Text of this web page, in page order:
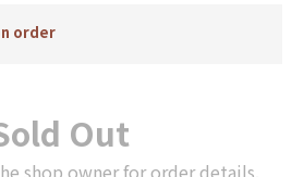
order
Out
shop owner for order details.